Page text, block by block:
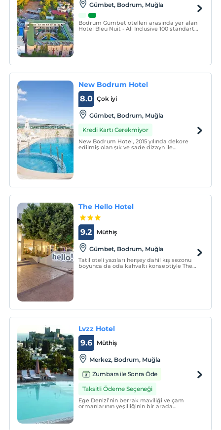
Gümbet, Bodrum, Muğla
Bodrum Gümbet otelleri arasında yer alan
Hotel Bleu Nuit - All Inclusive 100 standart
New Bodrum Hotel
Çok iyi
8.0
Gümbet, Bodrum, Muğla
Kredi Kartı Gerekmiyor
New Bodrum Hotel, 2015 yılında dekore
edilmiş olan şık ve sade dizayn ile
The Hello Hotel
Müthiş
9.2
Gümbet, Bodrum, Muğla
Tatil oteli yazıları herşey dahil kış sezonu
boyunca da oda kahvaltı konseptiyle The
Lvzz Hotel
Müthiş
9.6
Merkez, Bodrum, Muğla
Zumbara ile Sonra Öde
Taksitli Ödeme Seçeneği
Ege Denizi’nin berrak maviliği ve çam
ormanlarının yeşilliğinin bir arada